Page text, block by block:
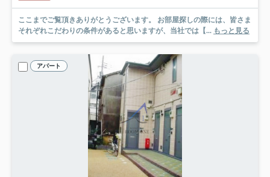
ここまでご覧頂きありがとうございます。 お部屋探しの際には、皆さま
それぞれこだわりの条件があると思いますが、当社では【... もっと見る
アパート